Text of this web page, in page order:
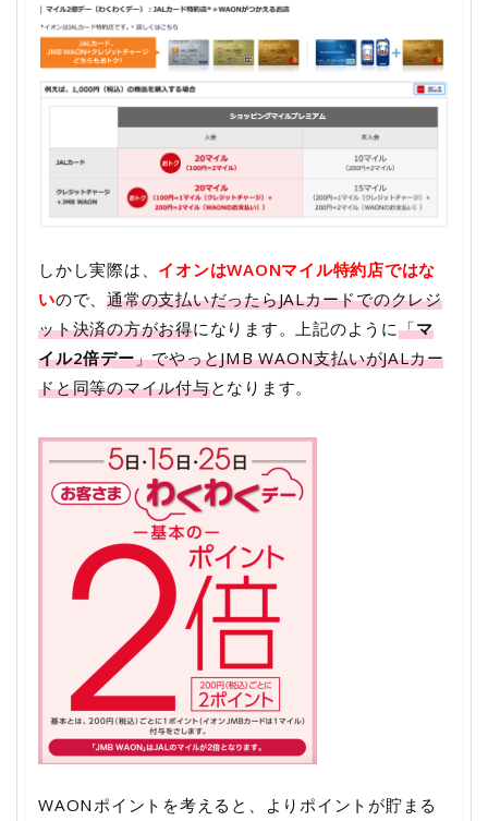
しかし実際は、 イオンはWAONマイル特約店ではな
いので、通常の支払いだったらJALカードでのクレジ
ット決済の方がお得になります。上記のように「マ
イル2倍デー」でやっとJMB WAON支払いがJALカー
ドと同等のマイル付与となります。
WAONポイントを考えると、よりポイントが貯まる